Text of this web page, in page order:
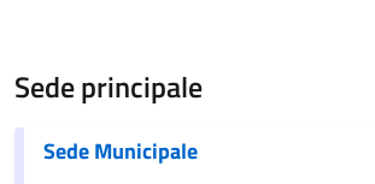
Sede principale
Sede Municipale